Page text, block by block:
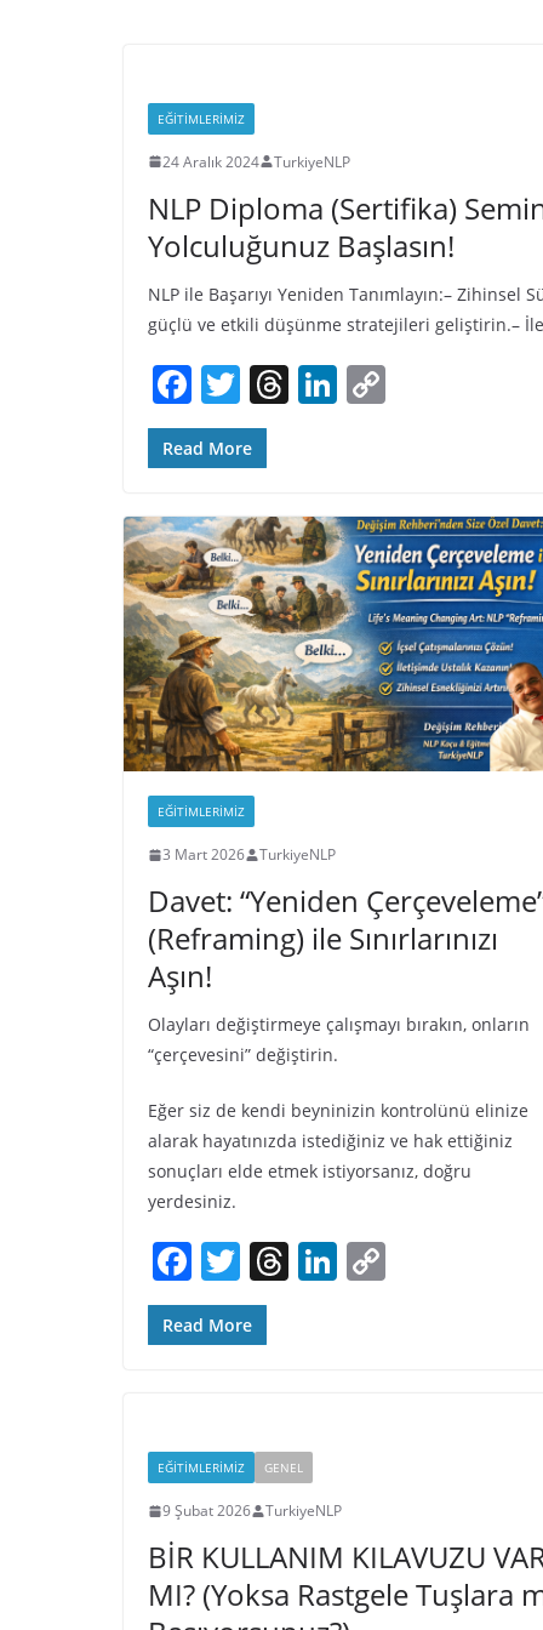
EĞITIMLERIMIZ
24 Aralık 2024 TurkiyeNLP
NLP Diploma (Sertifika)
Yolculuğunuz Başlasın!
NLP ile Başarıyı Yeniden Tanımlayın:– Zihinsel
güçlü ve etkili düşünme stratejileri geliştirin.–
F
a
c
b
o
o
k
T
w
itt
T
d
s
Li
dI
n
Li
n
k
Read More
EĞITIMLERIMIZ
3 Mart 2026 TurkiyeNLP
Davet: “Yeniden
(Reframing) ile Sınırlarınızı
Aşın!
Olayları değiştirmeye çalışmayı bırakın, onların
“çerçevesini” değiştirin.
Eğer siz de kendi beyninizin kontrolünü elinize
alarak hayatınızda istediğiniz ve hak ettiğiniz
sonuçları elde etmek istiyorsanız, doğru
yerdesiniz.
F
a
c
o
o
k
T
w
itt
T
s
Li
Read More
EĞITIMLERIMIZ GENEL
9 Şubat 2026 TurkiyeNLP
BİR KULLANIM KILAVUZU
MI? (Yoksa Rastgele Tuşlara